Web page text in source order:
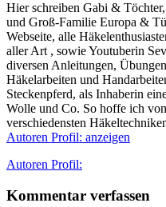
Hier schreiben Gabi &
und Groß-Familie Europa &
Webseite, alle
aller Art , sowie Youtuberin
diversen Anleitungen,
Häkelarbeiten und
Steckenpferd, als Inhaberin
Wolle und Co. So hoffe ich
verschiedensten
Autoren Profil: anzeigen
Autor
Autoren Profil:
Kommentar verfassen